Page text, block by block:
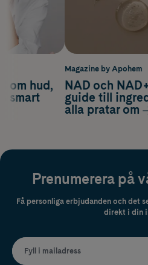
om hud,
smart
Magazine by Apohem
NAD och
guide till
alla pratar om
Prenumerera på
Få personliga erbjudanden och det
direkt i din
Fyll i mailadress